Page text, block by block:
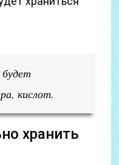
кислот.
хранить